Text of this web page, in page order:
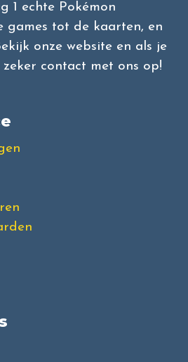
1 echte Pokémon
games tot de kaarten, en
onze website en als je
contact met ons op!